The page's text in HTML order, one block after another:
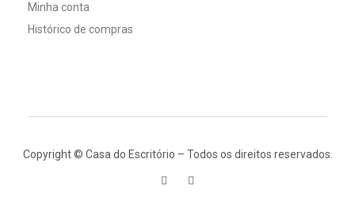
Minha conta
Histórico de compras
Copyright © Casa do Escritório – Todos os direitos reservados.